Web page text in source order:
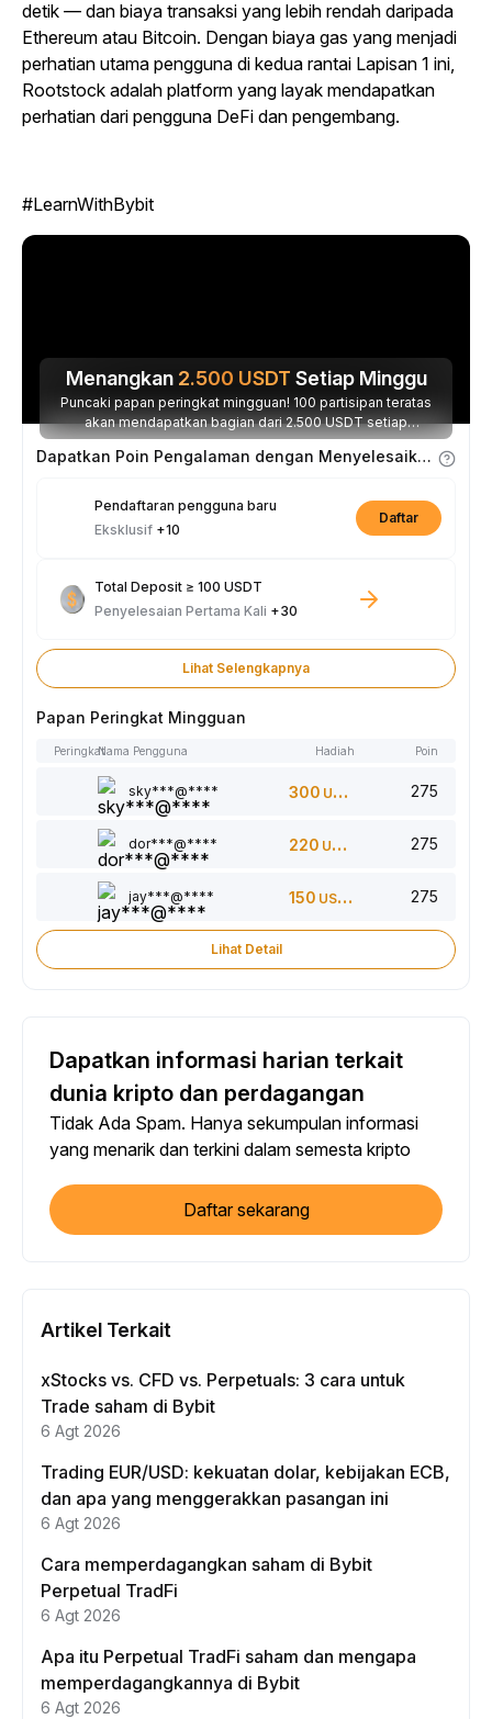
detik — dan biaya transaksi yang lebih rendah daripada
Ethereum atau Bitcoin. Dengan biaya gas yang menjadi
perhatian utama pengguna di kedua rantai Lapisan 1 ini,
Rootstock adalah platform yang layak mendapatkan
perhatian dari pengguna DeFi dan pengembang.
#LearnWithBybit
Menangkan 2.500 USDT Setiap Minggu
Puncaki papan peringkat mingguan! 100 partisipan teratas
akan mendapatkan bagian dari 2.500 USDT setiap
minggunya.
Dapatkan Poin Pengalaman dengan Menyelesaikan Tugas
Pendaftaran pengguna baru
Eksklusif +10
Daftar
Total Deposit ≥ 100 USDT
Penyelesaian Pertama Kali +30
Lihat Selengkapnya
Papan Peringkat Mingguan
PeringkatNama Pengguna Hadiah Poin
sky***@**** 300 USDT 275
dor***@**** 220 USDT 275
jay***@**** 150 USDT 275
Lihat Detail
Dapatkan informasi harian terkait
dunia kripto dan perdagangan
Tidak Ada Spam. Hanya sekumpulan informasi
yang menarik dan terkini dalam semesta kripto
Daftar sekarang
Artikel Terkait
xStocks vs. CFD vs. Perpetuals: 3 cara untuk
Trade saham di Bybit
6 Agt 2026
Trading EUR/USD: kekuatan dolar, kebijakan ECB,
dan apa yang menggerakkan pasangan ini
6 Agt 2026
Cara memperdagangkan saham di Bybit
Perpetual TradFi
6 Agt 2026
Apa itu Perpetual TradFi saham dan mengapa
memperdagangkannya di Bybit
6 Agt 2026